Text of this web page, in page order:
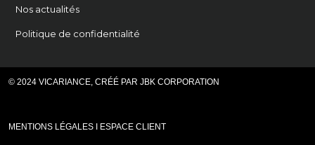
Nos actualités
Politique de confidentialité
© 2024 VICARIANCE, CRÉÉ PARJBK CORPORATION
MENTIONS LÉGALES I ESPACE CLIENT